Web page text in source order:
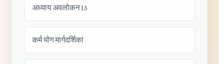
अध्याय अवलोकन 13
कर्म योग मार्गदर्शिका